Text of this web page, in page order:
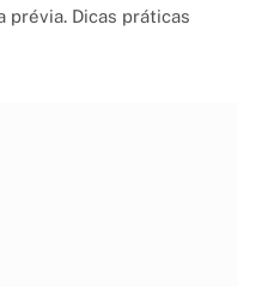
prévia. Dicas práticas